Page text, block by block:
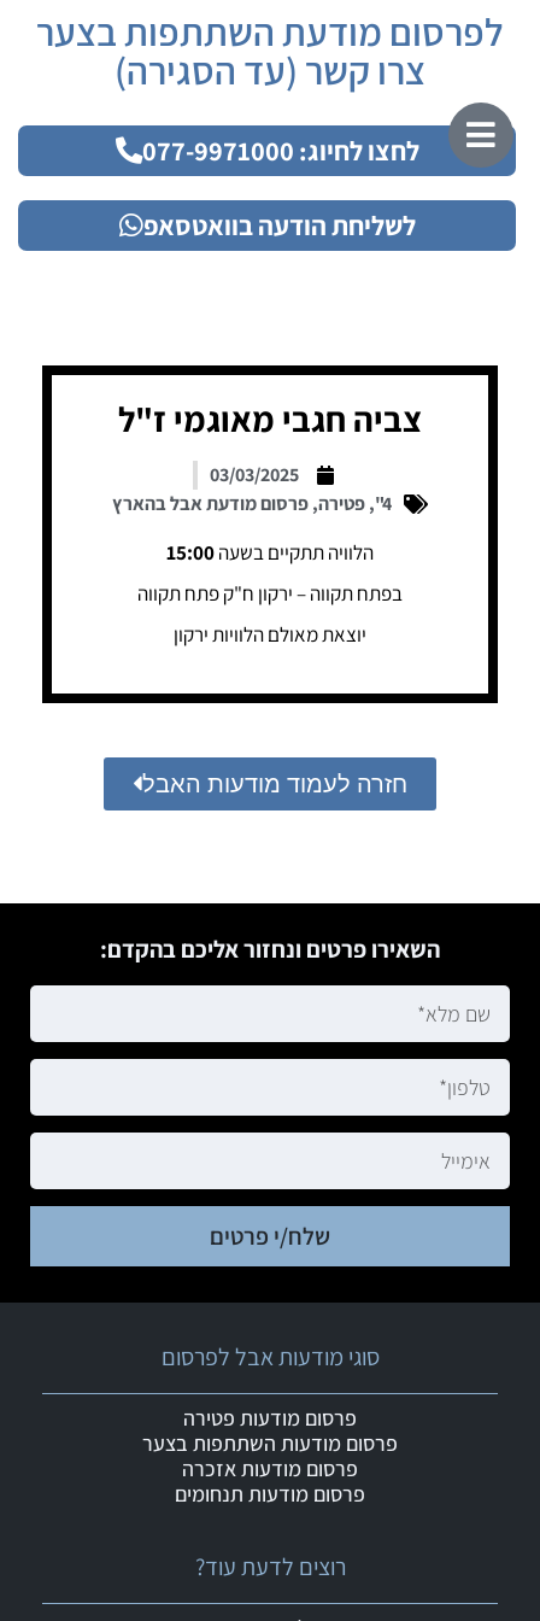
לפרסום מודעת השתתפות בצער
צרו קשר (עד הסגירה)
לחצו לחיוג: 077-9971000
לשליחת הודעה בוואטסאפ
צביה חגבי מאוגמי ז"ל
03/03/2025
4"
,פטירה,פרסום מודעת אבל בהארץ
הלוויה תתקיים בשעה15:00
בפתח תקווה – ירקון ח"ק פתח תקווה
יוצאת מאולם הלוויות ירקון
חזרה לעמוד מודעות האבל
השאירו פרטים ונחזור אליכם בהקדם:
שלח/י פרטים
רוצים לדעת עוד?
סוגי מודעות אבל לפרסום
פרסום מודעות פטירה
פרסום מודעות השתתפות בצער
פרסום מודעות אזכרה
פרסום מודעות תנחומים